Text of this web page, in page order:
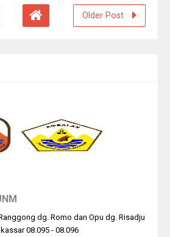
Older Post
dg. Romo dan Opu dg. Risadju
08.095 - 08.096